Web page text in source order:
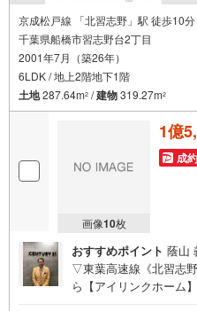
京成松戸線 「北習志野」駅 徒歩10分
千葉県船橋市習志野台2丁目
2001年7月（築26年）
6LDK / 地上2階地下1階
土地287.64m2 /建物319.27m2
画像10枚
1億
成
おすすめポイント 蔭山
▽東葉高速線《北習志
ら【アイリンクホーム